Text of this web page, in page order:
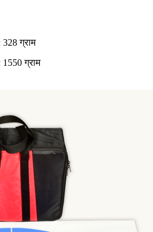
ग्राम
ग्राम